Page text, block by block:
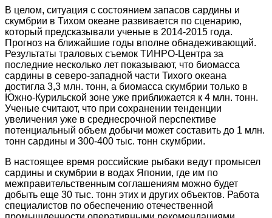
В целом, ситуация с состоянием запасов сардины и
скумбрии в Тихом океане развивается по сценарию,
который предсказывали ученые в 2014-2015 года.
Прогноз на ближайшие годы вполне обнадеживающий.
Результаты траловых съемок ТИНРО-Центра за
последние несколько лет показывают, что биомасса
сардины в северо-западной части Тихого океана
достигла 3,3 млн. тонн, а биомасса скумбрии только в
Южно-Курильской зоне уже приближается к 4 млн. тонн.
Ученые считают, что при сохранении тенденции
увеличения уже в среднесрочной перспективе
потенциальный объем добычи может составить до 1 млн.
тонн сардины и 300-400 тыс. тонн скумбрии.
В настоящее время российские рыбаки ведут промысел
сардины и скумбрии в водах Японии, где им по
межправительственным соглашениям можно будет
добыть еще 30 тыс. тонн этих и других объектов. Работа
специалистов по обеспечению отечественной